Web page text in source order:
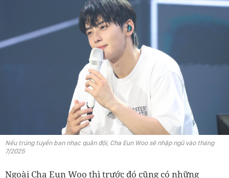
Nếu trúng tuyển ban nhạc quân đội, Cha Eun Woo sẽ nhập ngũ vào tháng
7/2025
Ngoài Cha Eun Woo thì trước đó cũng có những